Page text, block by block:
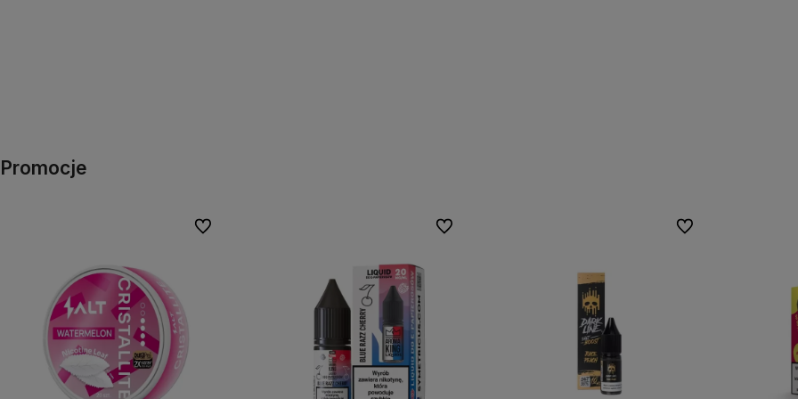
Promocje
Do ulubionych Do ulubionych Do ulubionych